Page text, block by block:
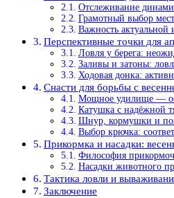
Отслеживание
Грамотный выбор
Важность
Перспективные точки для
Ловля у берега:
Заливы и затоны:
Ходовая донка:
Снасти для борьбы с
Мощное удилище —
Катушка с надёжной
Шнур, кормушки и
Выбор крючка:
Прикормка и насадки:
Философия
Насадки животного
Тактика ловли и
Заключение